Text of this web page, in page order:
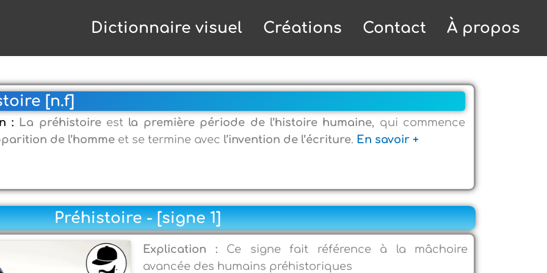
Dictionnaire visuel Créations Contact À propos
[n.f]
: La préhistoireest la première période de l’histoire humaine, qui commence
de l’homme et se termine avec l’invention de l’écriture. En savoir +
Préhistoire - [signe 1]
Explication : Ce signe fait référence à la mâchoire
avancée des humains préhistoriques